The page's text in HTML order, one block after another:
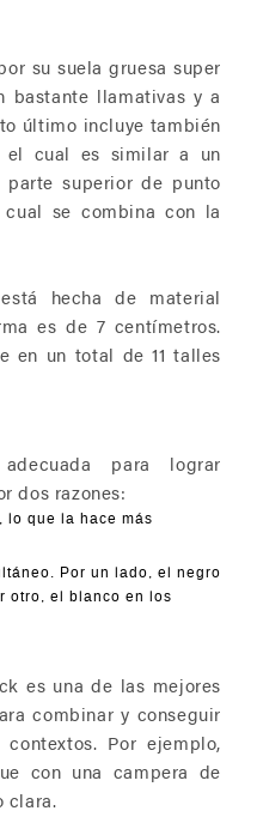
su suela gruesa super
bastante llamativas y a
último incluye también
el cual es similar a un
parte superior de punto
se combina con la
hecha de material
es de 7 centímetros.
en un total de 11 talles
para lograr
dos razones:
lo que la hace más
Por un lado, el negro
otro, el blanco en los
es una de las mejores
combinar y conseguir
Por ejemplo,
con una campera de
clara.